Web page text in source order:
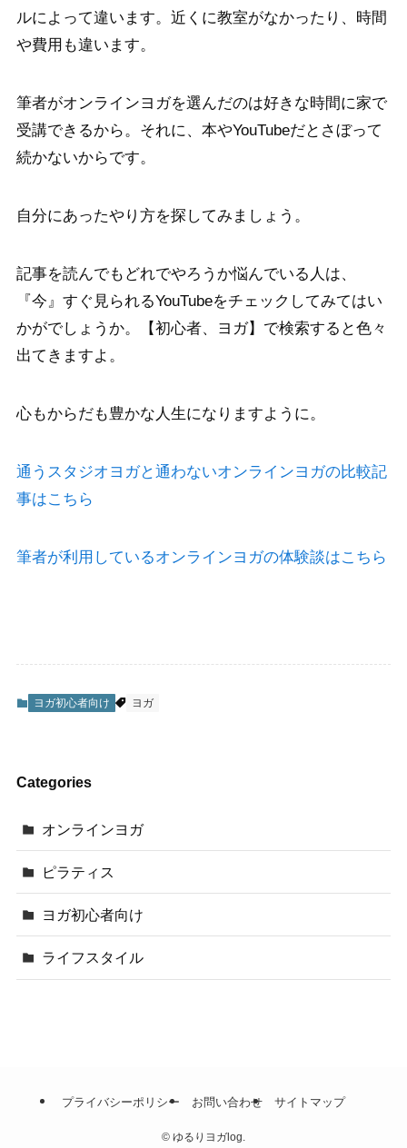
ルによって違います。近くに教室がなかったり、時間
や費用も違います。
筆者がオンラインヨガを選んだのは好きな時間に家で
受講できるから。それに、本やYouTubeだとさぼって
続かないからです。
自分にあったやり方を探してみましょう。
記事を読んでもどれでやろうか悩んでいる人は、
『今』すぐ見られるYouTubeをチェックしてみてはい
かがでしょうか。【初心者、ヨガ】で検索すると色々
出てきますよ。
心もからだも豊かな人生になりますように。
通うスタジオヨガと通わないオンラインヨガの比較記
事はこちら
筆者が利用しているオンラインヨガの体験談はこちら
ヨガ初心者向け ヨガ
Categories
オンラインヨガ
ピラティス
ヨガ初心者向け
ライフスタイル
プライバシーポリシー お問い合わせ サイトマップ
© ゆるりヨガlog.